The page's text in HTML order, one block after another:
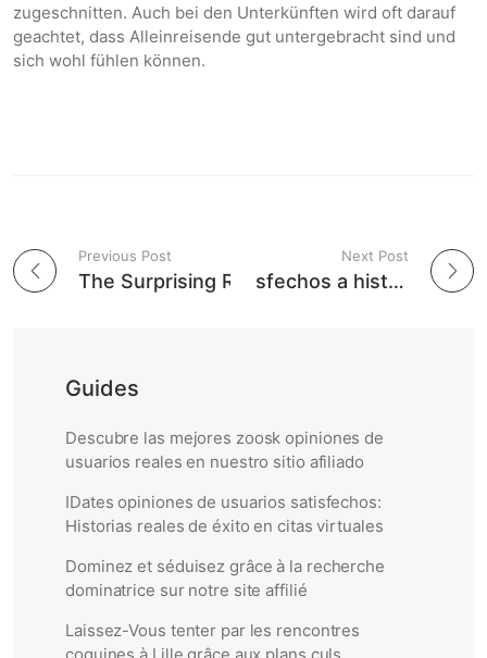
zugeschnitten. Auch bei den Unterkünften wird oft darauf
geachtet, dass Alleinreisende gut untergebracht sind und
sich wohl fühlen können.
Post navigation
Previous Post
The Surprising Reasons Why Women Are Seeking Older Men
Next Post
De usuarios satisfechos a historias de éxito: las mejores shakn opiniones que debes conocer
Guides
Descubre las mejores zoosk opiniones de
usuarios reales en nuestro sitio afiliado
IDates opiniones de usuarios satisfechos:
Historias reales de éxito en citas virtuales
Dominez et séduisez grâce à la recherche
dominatrice sur notre site affilié
Laissez-Vous tenter par les rencontres
coquines à Lille grâce aux plans culs